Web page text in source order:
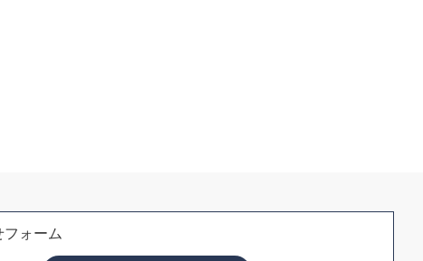
フォーム